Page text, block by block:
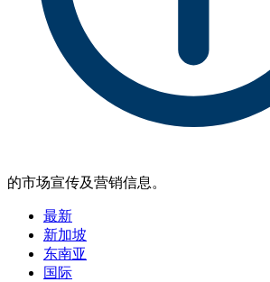
的市场宣传及营销信息。
最新
新加坡
东南亚
国际